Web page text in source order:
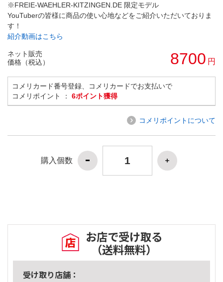
※FREIE-WAEHLER-KITZINGEN.DE 限定モデル
YouTuberの皆様に商品の使い心地などをご紹介いただいておりま
す！
紹介動画はこちら
ネット販売
価格（税込）
8700 円
コメリカード番号登録、コメリカードでお支払いで
コメリポイント ： 6ポイント獲得
コメリポイントについて
購入個数
お店で受け取る
（送料無料）
受け取り店舗：